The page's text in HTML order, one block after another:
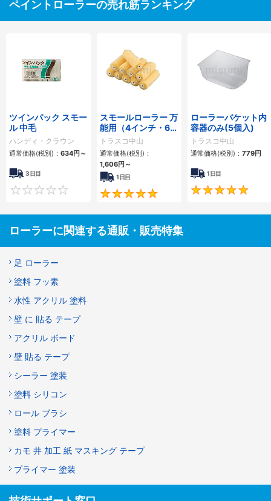
ペイントローラーの売れ筋ランキング
ツインパック スモー
ル 中毛
ハンディ・クラウン
通常価格(税別)： 634円 ～
3日目
0
スモールローラー 万
能用（4インチ・6イ
ンチ）
トラスコ中山
通常価格(税別)：
1,606円 ～
1日目
4.8
ローラーバケット内
容器のみ(5個入)
トラスコ中山
通常価格(税別)： 779円
1日目
ローラーに関連する通販・販売特集
足 ローラー
塗料 フッ素
水性 アクリル 塗料
壁 に 貼る テープ
アクリル ボード
壁 貼る テープ
シーラー 塗装
塗料 シリコン
ロール ブラシ
塗料 プライマー
カモ 井 加工 紙 マスキング テープ
プライマー 塗装